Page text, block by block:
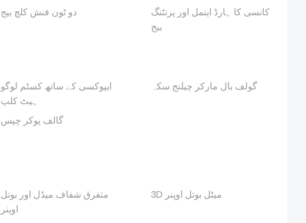
دو ٹون فنش کلچ بیج
کانسی کا ہارڈ اینمل اور پرنٹنگ
بیج
ایپوکسی کے ساتھ کسٹم لوگو
ہیٹ کلپ
گولف بال مارکر چیلنج سکہ
گالف پوکر چپس
متفرق شفاف میڈل اور بوتل
اوپنر
3D میٹل بوتل اوپنر